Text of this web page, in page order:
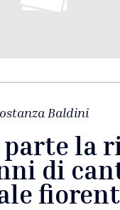
Baldini
parte la
di